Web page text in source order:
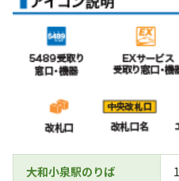
大和小泉駅のりば